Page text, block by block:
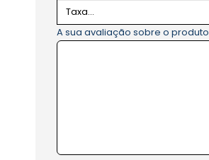
A sua avaliação sobre o produto